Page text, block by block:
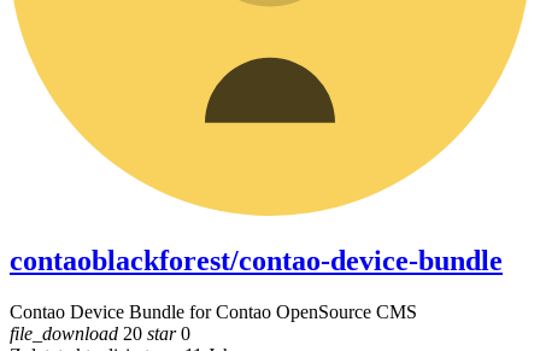
contaoblackforest/contao-device-bundle
Contao Device Bundle for Contao OpenSource CMS
file_download 20 star0